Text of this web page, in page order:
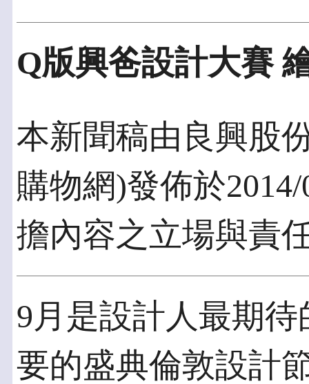
Q版興爸設計大賽
本新聞稿由良興股
購物網)發佈於
擔內容之立場與責
9月是設計人最期
要的盛典倫敦設計